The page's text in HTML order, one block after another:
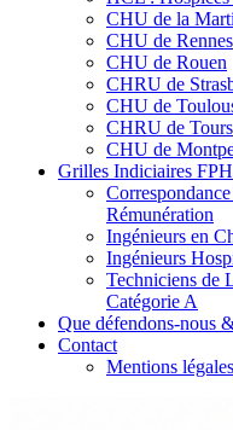
CHU de la
CHU de Rennes
CHU de Rouen
CHRU de
CHU de
CHRU de Tours
CHU de
Grilles Indiciaires FPH
Rémunération
Ingénieurs en
Ingénieurs
Techniciens de
Catégorie A
Que défendons-nous
Contact
Mentions légales